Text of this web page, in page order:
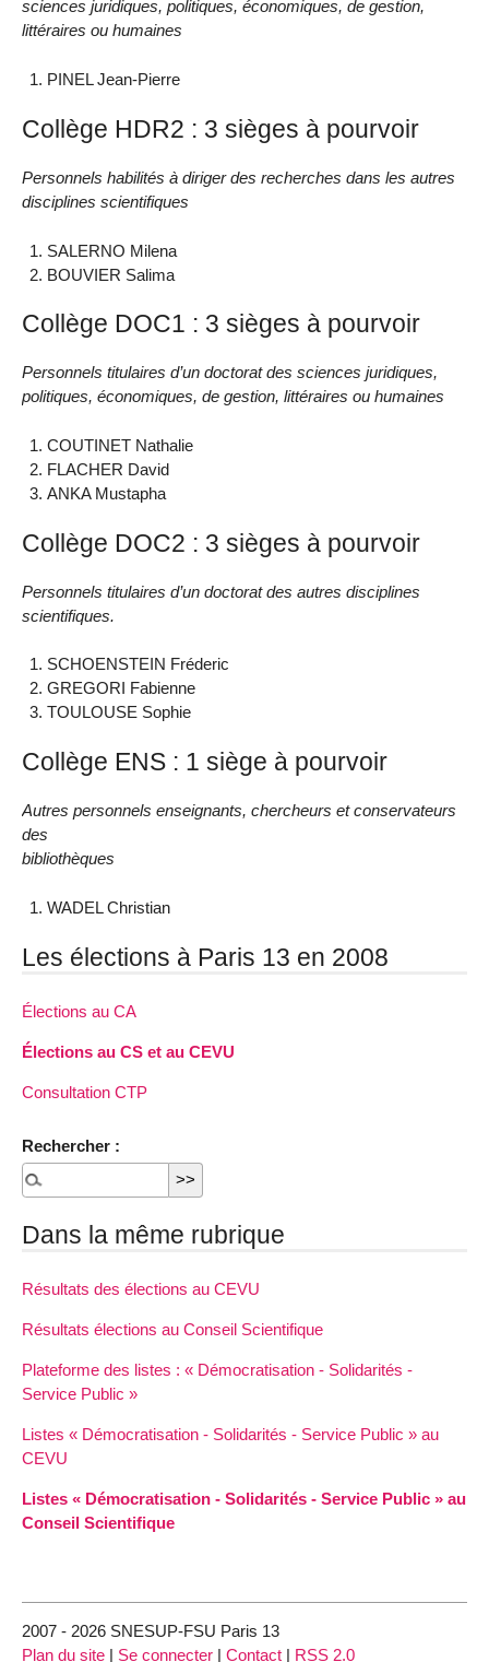
sciences juridiques, politiques, économiques, de gestion,
littéraires ou humaines
PINEL Jean-Pierre
Collège HDR2 : 3 sièges à pourvoir
Personnels habilités à diriger des recherches dans les autres
disciplines scientifiques
SALERNO Milena
BOUVIER Salima
Collège DOC1 : 3 sièges à pourvoir
Personnels titulaires d’un doctorat des sciences juridiques,
politiques, économiques, de gestion, littéraires ou humaines
COUTINET Nathalie
FLACHER David
ANKA Mustapha
Collège DOC2 : 3 sièges à pourvoir
Personnels titulaires d’un doctorat des autres disciplines
scientifiques.
SCHOENSTEIN Fréderic
GREGORI Fabienne
TOULOUSE Sophie
Collège ENS : 1 siège à pourvoir
Autres personnels enseignants, chercheurs et conservateurs
des
bibliothèques
WADEL Christian
Les élections à Paris 13 en 2008
Élections au CA
Élections au CS et au CEVU
Consultation CTP
Rechercher :
Dans la même rubrique
Résultats des élections au CEVU
Résultats élections au Conseil Scientifique
Plateforme des listes : « Démocratisation - Solidarités -
Service Public »
Listes « Démocratisation - Solidarités - Service Public » au
CEVU
Listes « Démocratisation - Solidarités - Service Public » au
Conseil Scientifique
2007 - 2026 SNESUP-FSU Paris 13
Plan du site | Se connecter | Contact | RSS 2.0